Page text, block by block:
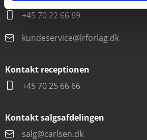
+45 70 22 66 69
kundeservice@lrforlag.dk
Kontakt receptionen
+45 70 25 66 66
Kontakt salgsafdelingen
salg@carlsen.dk